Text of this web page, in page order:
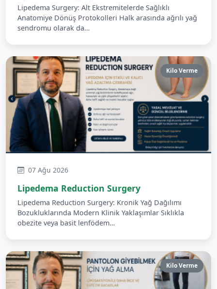
Lipedema Surgery: Alt Ekstremitelerde Sağlıklı
Anatomiye Dönüş Protokolleri Halk arasında ağrılı yağ
sendromu olarak da…
Kilo Verme
07 Ağu 2026
Lipedema Reduction Surgery
Lipedema Reduction Surgery: Kronik Yağ Dağılımı
Bozukluklarında Modern Klinik Yaklaşımlar Sıklıkla
obezite veya basit lenfödem…
Kilo Verme